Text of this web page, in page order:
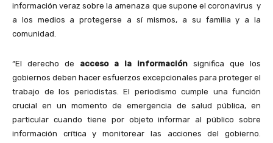
información veraz sobre la amenaza que supone el coronavirus y
a los medios a protegerse a sí mismos, a su familia y a la
comunidad.
“El derecho de acceso a la información significa que los
gobiernos deben hacer esfuerzos excepcionales para proteger el
trabajo de los periodistas. El periodismo cumple una función
crucial en un momento de emergencia de salud pública, en
particular cuando tiene por objeto informar al público sobre
información crítica y monitorear las acciones del gobierno.